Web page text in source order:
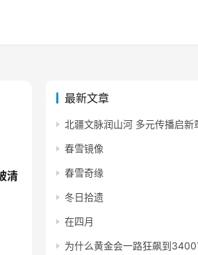
清
最新文章
北疆文脉润山河 多元传播启新
春雪镜像
春雪奇缘
冬日拾遗
在四月
为什么黄金会一路狂飙到